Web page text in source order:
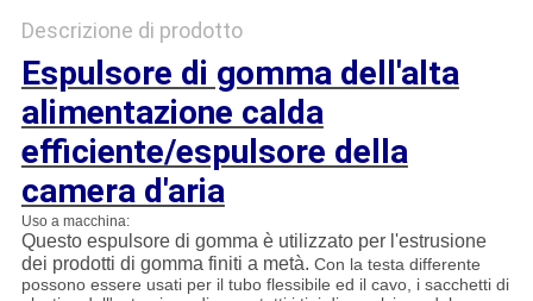
Descrizione di prodotto
Espulsore di gomma dell'alta
alimentazione calda
efficiente/espulsore della
camera d'aria
Uso a macchina:
Questo espulsore di gomma è utilizzato per l'estrusione
dei prodotti di gomma finiti a metà. Con la testa differente
possono essere usati per il tubo flessibile ed il cavo, i sacchetti di